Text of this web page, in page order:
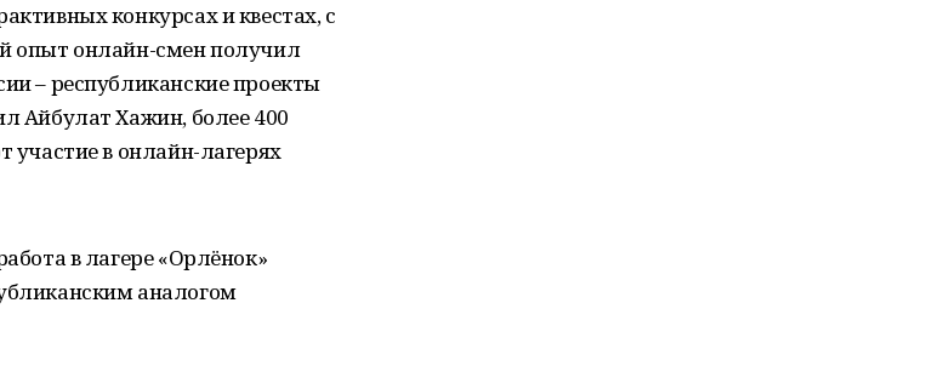
конкурсах и квестах, с
опыт онлайн-смен получил
– республиканские проекты
Айбулат Хажин, более 400
участие в онлайн-лагерях
в лагере «Орлёнок»
аналогом